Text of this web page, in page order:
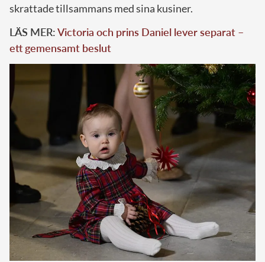
skrattade tillsammans med sina kusiner.
LÄS MER:Victoria och prins Daniel lever separat –
ett gemensamt beslut